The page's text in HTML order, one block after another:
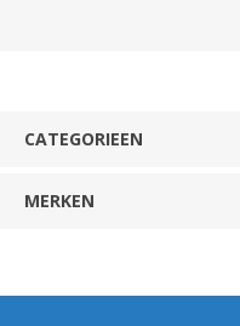
CATEGORIEEN
MERKEN